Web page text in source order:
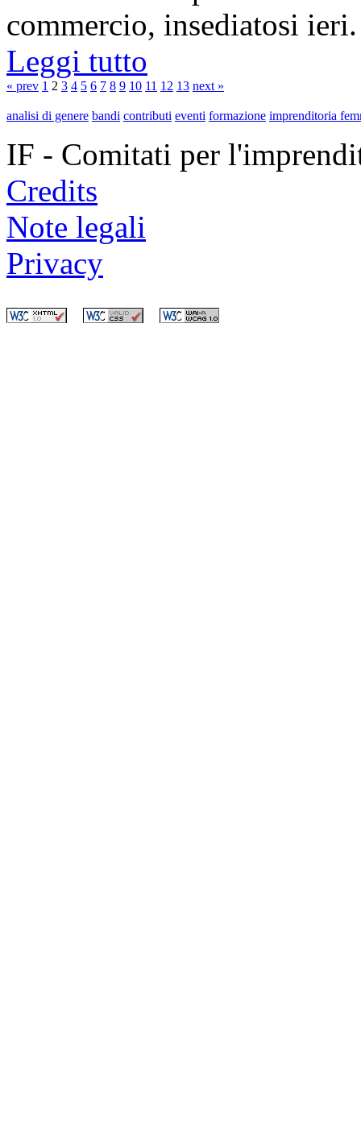
commercio, insediatosi
Leggi tutto
« prev 1 2 3 4 5 6 7 8 9 10 11 12 13 next »
analisi di genere bandi contributi eventi formazione imprenditoria
IF - Comitati per
Credits
Note legali
Privacy